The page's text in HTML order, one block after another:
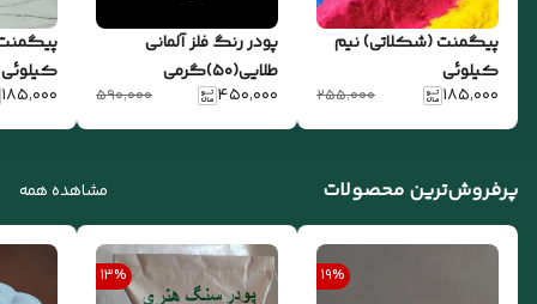
پیگمنت (شکلاتی) نیم
کیلوئی
۱۸۵٬۰۰۰
۲۵۵٬۰۰۰
پودر رنگ فلز آلمانی
طلایی(۵۰)گرمی
۴۵۰٬۰۰۰
۵۹۰٬۰۰۰
کیلوئی
۱۸۵٬۰۰۰
پرفروش‌ترین محصولات مشاهده همه
19%
13%